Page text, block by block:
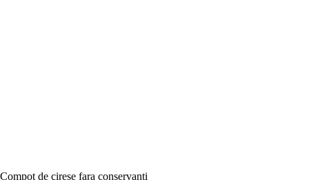
Compot de cirese fara conservanti